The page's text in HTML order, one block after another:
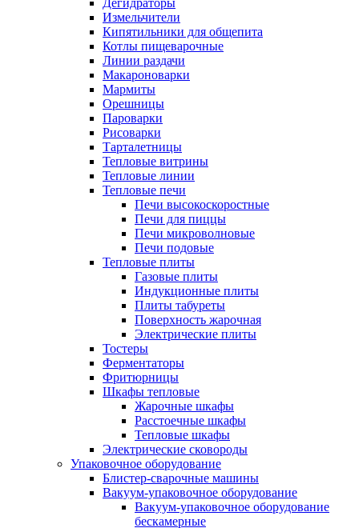
Измельчители
Кипятильники для общепита
Котлы пищеварочные
Линии раздачи
Макароноварки
Мармиты
Орешницы
Пароварки
Рисоварки
Тарталетницы
Тепловые витрины
Тепловые линии
Тепловые печи
Печи высокоскоростные
Печи для пиццы
Печи микроволновые
Печи подовые
Тепловые плиты
Газовые плиты
Индукционные плиты
Плиты табуреты
Поверхность жарочная
Электрические плиты
Тостеры
Ферментаторы
Фритюрницы
Шкафы тепловые
Жарочные шкафы
Расстоечные шкафы
Тепловые шкафы
Электрические сковороды
Упаковочное оборудование
Блистер-сварочные машины
Вакуум-упаковочное оборудование
Вакуум-упаковочное оборудование
беcкамерные